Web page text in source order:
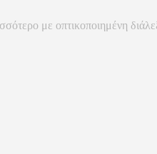
με οπτικοποιημένη